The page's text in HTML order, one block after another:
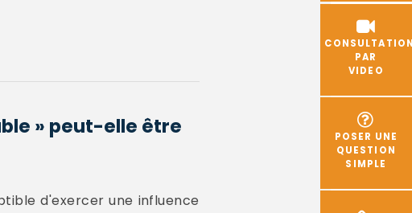
PAR
VIDEO
POSER UNE
QUESTION
SIMPLE
» peut-elle être
d'exercer une influence